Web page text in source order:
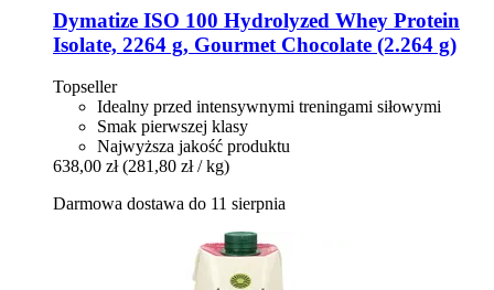
Dymatize ISO 100 Hydrolyzed Whey Protein
Isolate, 2264 g, Gourmet Chocolate (2.264 g)
Topseller
Idealny przed intensywnymi treningami siłowymi
Smak pierwszej klasy
Najwyższa jakość produktu
638,00 zł (281,80 zł / kg)
Darmowa dostawa do 11 sierpnia